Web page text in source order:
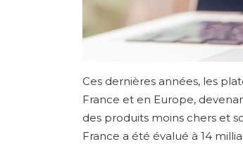
Ces dernières années, les
France et en Europe,
des produits moins chers et
France a été évalué à 14